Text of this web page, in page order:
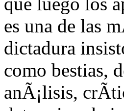
es una de las
dictadura
como bestias,
anÃ¡lisis,